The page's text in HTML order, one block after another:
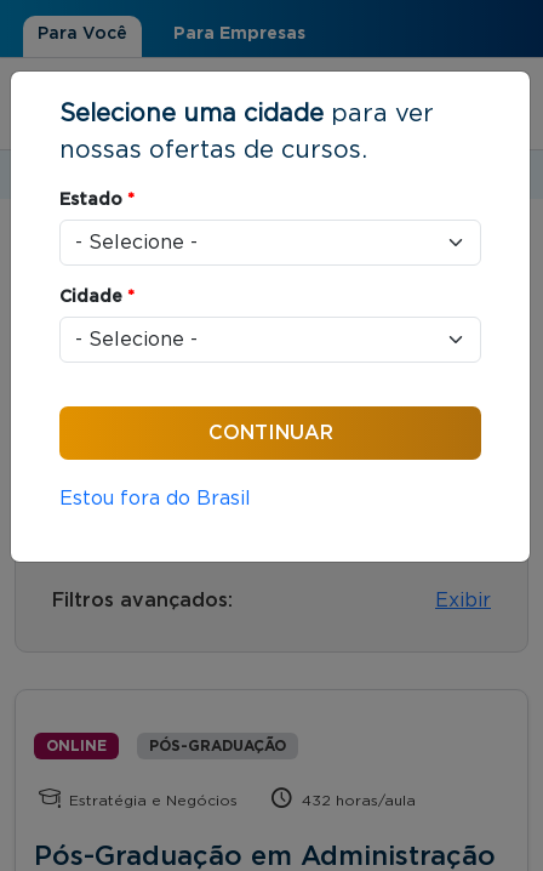
Para Você Para Empresas
Você está aqui
Resultados de busca
Foram encontrados: 145 cursos
Filtros avançados: Exibir
ONLINE PÓS-GRADUAÇÃO
Estratégia e Negócios 432 horas/aula
Pós-Graduação em Administração
Selecione uma cidade para ver
nossas ofertas de cursos.
Estado *
Cidade *
Estou fora do Brasil